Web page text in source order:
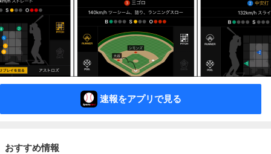
速報をアプリで見る
おすすめ情報